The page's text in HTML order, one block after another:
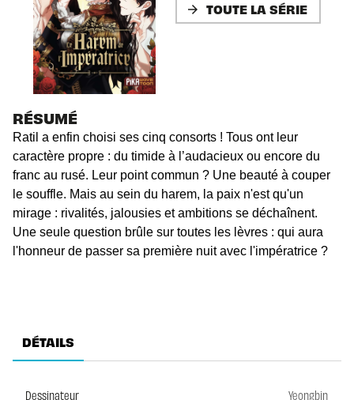
arrow_forward TOUTE LA SÉRIE
RÉSUMÉ
Ratil a enfin choisi ses cinq consorts ! Tous ont leur
caractère propre : du timide à l’audacieux ou encore du
franc au rusé. Leur point commun ? Une beauté à couper
le souffle. Mais au sein du harem, la paix n'est qu'un
mirage : rivalités, jalousies et ambitions se déchaînent.
Une seule question brûle sur toutes les lèvres : qui aura
l'honneur de passer sa première nuit avec l'impératrice ?
DÉTAILS
Dessinateur
Yeongbin